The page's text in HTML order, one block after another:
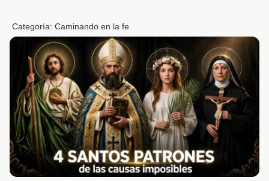
Categoría:Caminando en la fe